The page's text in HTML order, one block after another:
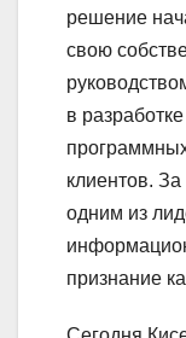
решение
свою
в
клиентов. За
одним из
признание